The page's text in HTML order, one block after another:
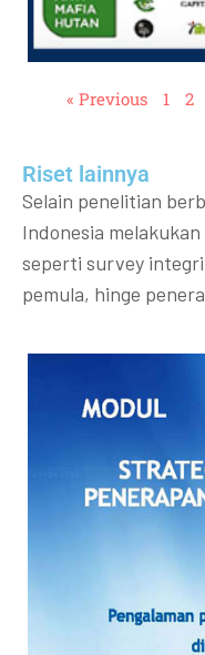
« Previous 1 2
Riset lainnya​​
Selain penelitian
Indonesia
seperti survey
pemula, hinge